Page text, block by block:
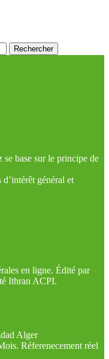
base sur le principe de
général et
en ligne. Édité par
Ithran ACPI.
Alger
Réferenecement réel